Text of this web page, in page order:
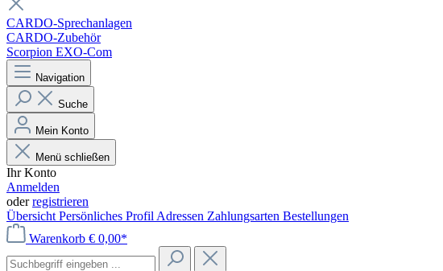
CARDO-Sprechanlagen
CARDO-Zubehör
Scorpion EXO-Com
Navigation
Suche
Mein Konto
Menü schließen
Ihr Konto
Anmelden
oderregistrieren
Übersicht Persönliches Profil Adressen Zahlungsarten Bestellungen
Warenkorb € 0,00*